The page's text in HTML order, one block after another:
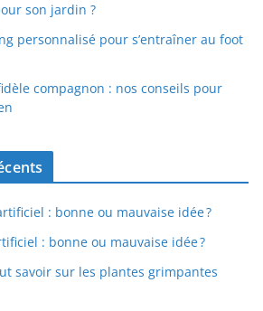
son jardin ?
personnalisé pour s’entraîner au foot
compagnon : nos conseils pour
: bonne ou mauvaise idée ?
: bonne ou mauvaise idée ?
savoir sur les plantes grimpantes